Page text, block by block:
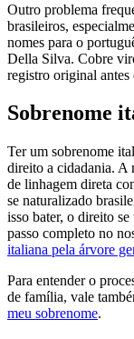
Outro problema
brasileiros,
nomes para o
Della Silva. Cobre
registro original antes
Sobrenome
Ter um sobrenome
direito a cidadania. A
de linhagem direta
se naturalizado
isso bater, o direito
passo completo no
italiana pela árvore
Para entender o
de família, vale
meu sobrenome.